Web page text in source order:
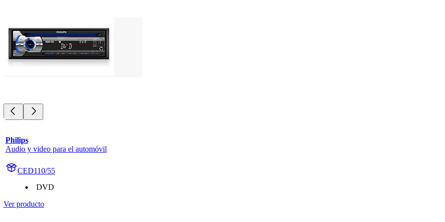
Philips
Audio y video para el automóvil
CED110/55
DVD
Ver producto